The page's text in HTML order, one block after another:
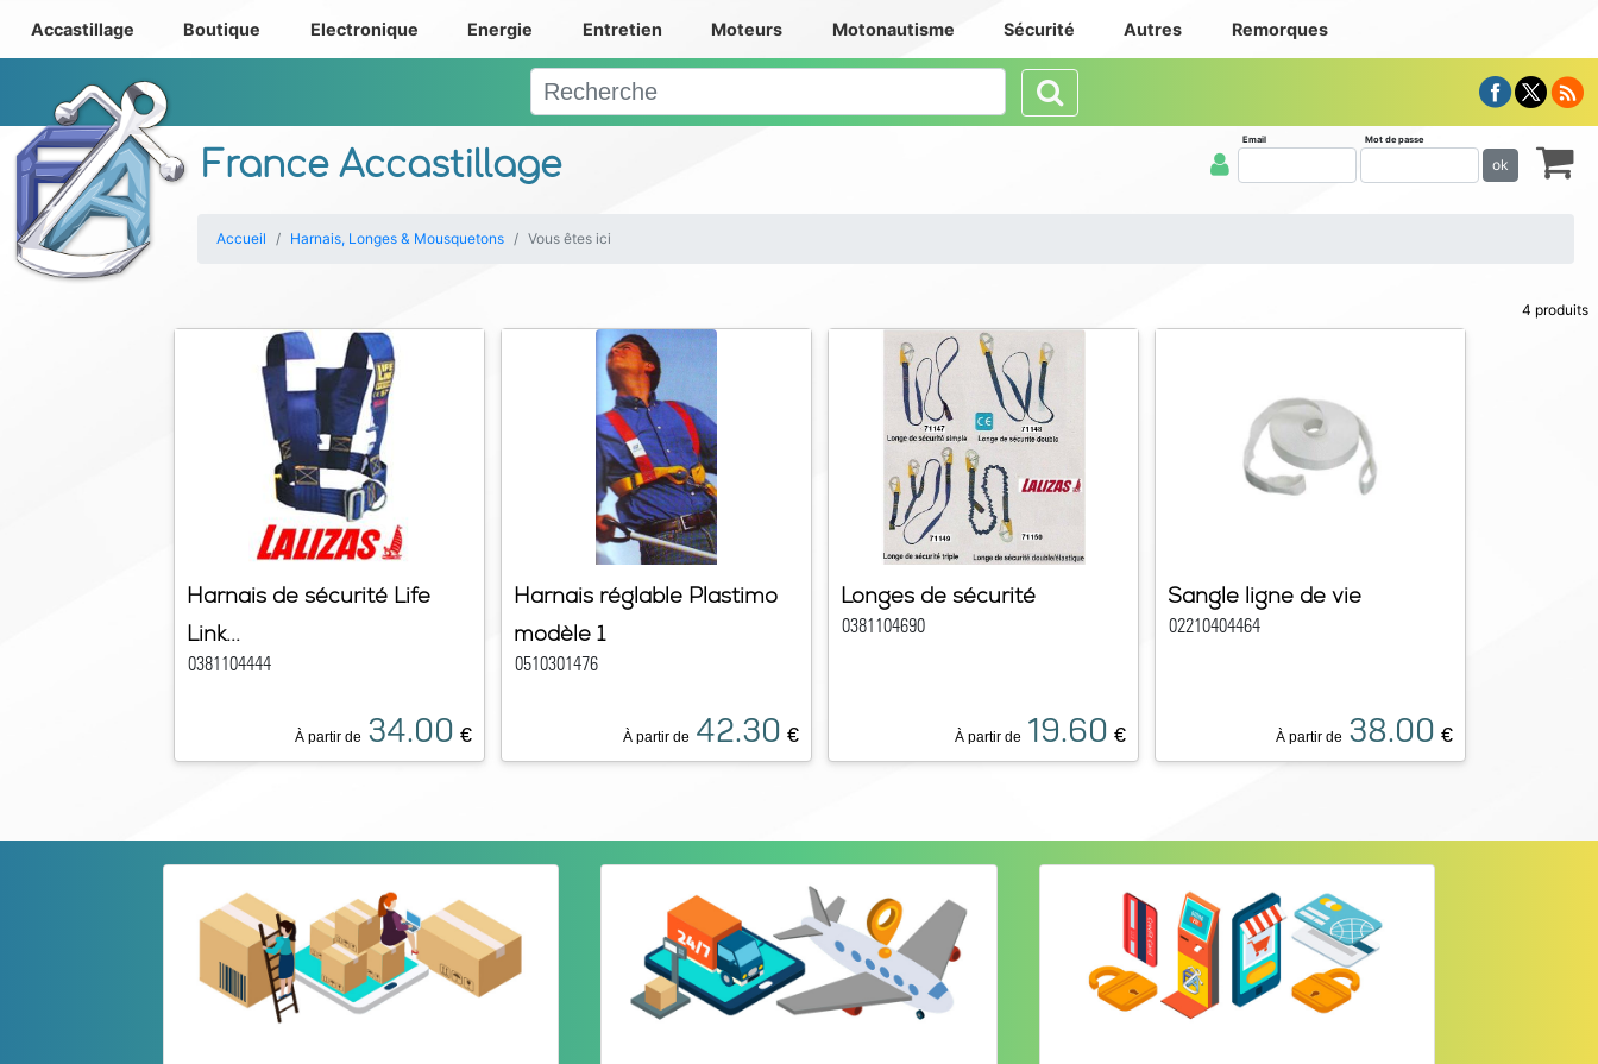
France Accastillage
Accastillage Boutique Electronique Energie Entretien Moteurs Motonautisme Sécurité Autres Remorques
Email Mot de passe
ok
Accueil Harnais, Longes & Mousquetons Vous êtes ici
4 produits
Harnais de sécurité Life
Link...
0381104444
À partir de 34.00 €
Harnais réglable Plastimo
modèle 1
0510301476
À partir de 42.30 €
Longes de sécurité
0381104690
À partir de 19.60 €
Sangle ligne de vie
02210404464
À partir de 38.00 €